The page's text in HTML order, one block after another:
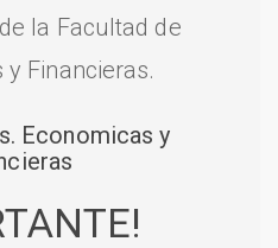
la Facultad de
y Financieras.
Economicas y